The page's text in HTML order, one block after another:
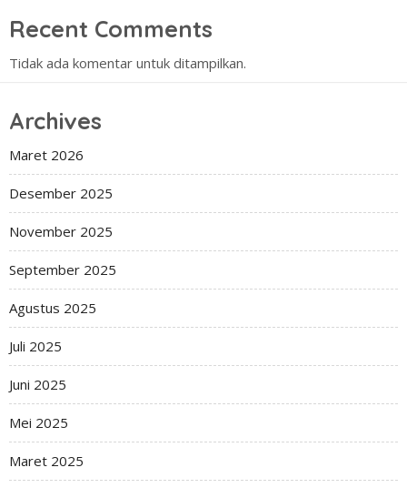
Recent Comments
Tidak ada komentar untuk ditampilkan.
Archives
Maret 2026
Desember 2025
November 2025
September 2025
Agustus 2025
Juli 2025
Juni 2025
Mei 2025
Maret 2025